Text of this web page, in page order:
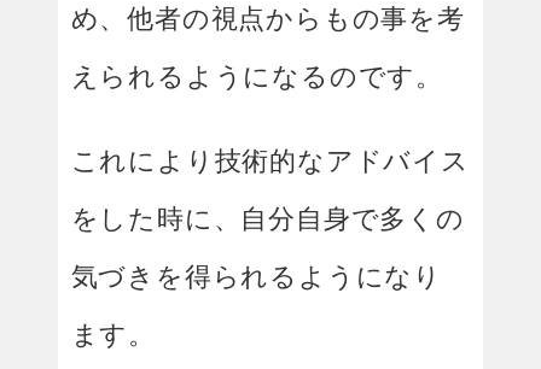
め、他者の視点からもの事を考
えられるようになるのです。
これにより技術的なアドバイス
をした時に、自分自身で多くの
気づきを得られるようになり
ます。